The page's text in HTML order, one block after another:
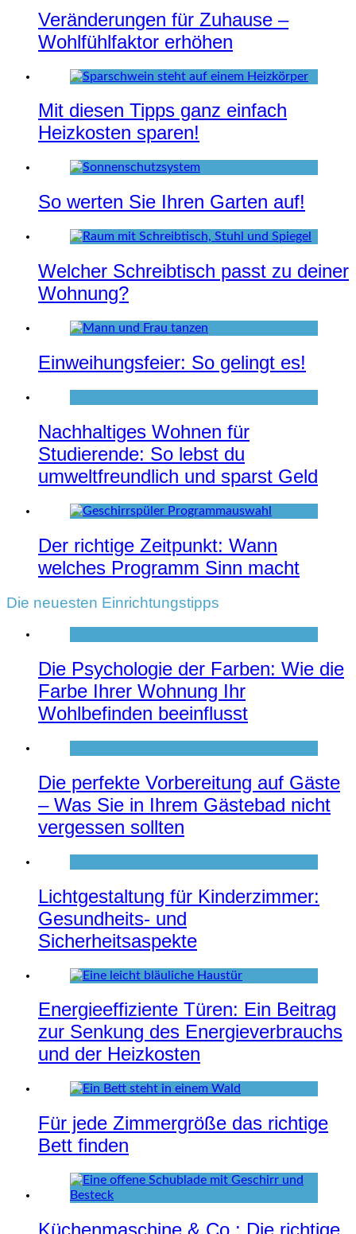
Veränderungen für Zuhause –
Wohlfühlfaktor erhöhen
Mit diesen Tipps ganz einfach
Heizkosten sparen!
So werten Sie Ihren Garten auf!
Welcher Schreibtisch passt zu deiner
Wohnung?
Einweihungsfeier: So gelingt es!
Nachhaltiges Wohnen für
Studierende: So lebst du
umweltfreundlich und sparst Geld
Der richtige Zeitpunkt: Wann
welches Programm Sinn macht
Die neuesten Einrichtungstipps
Die Psychologie der Farben: Wie die
Farbe Ihrer Wohnung Ihr
Wohlbefinden beeinflusst
Die perfekte Vorbereitung auf Gäste
– Was Sie in Ihrem Gästebad nicht
vergessen sollten
Lichtgestaltung für Kinderzimmer:
Gesundheits- und
Sicherheitsaspekte
Energieeffiziente Türen: Ein Beitrag
zur Senkung des Energieverbrauchs
und der Heizkosten
Für jede Zimmergröße das richtige
Bett finden
Küchenmaschine & Co.: Die richtige